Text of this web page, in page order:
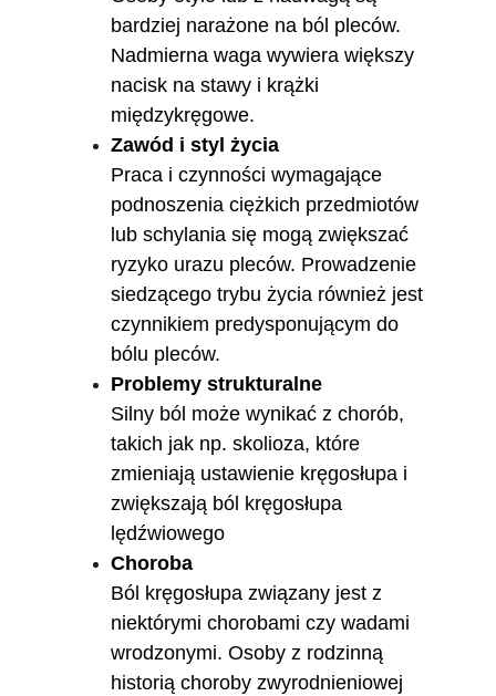
bardziej narażone na ból pleców.
Nadmierna waga wywiera większy
nacisk na stawy i krążki
międzykręgowe.
Zawód i styl życia
Praca i czynności wymagające
podnoszenia ciężkich przedmiotów
lub schylania się mogą zwiększać
ryzyko urazu pleców. Prowadzenie
siedzącego trybu życia również jest
czynnikiem predysponującym do
bólu pleców.
Problemy strukturalne
Silny ból może wynikać z chorób,
takich jak np. skolioza, które
zmieniają ustawienie kręgosłupa i
zwiększają ból kręgosłupa
lędźwiowego
Choroba
Ból kręgosłupa związany jest z
niektórymi chorobami czy wadami
wrodzonymi. Osoby z rodzinną
historią choroby zwyrodnieniowej